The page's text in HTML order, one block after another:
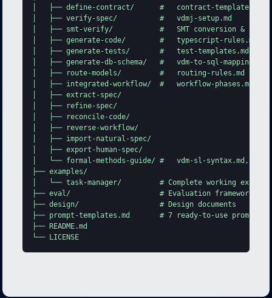
│   ├── define-contract/      #   contract-templates.md
│   ├── verify-spec/          #   vdmj-setup.md
│   ├── smt-verify/           #   SMT conversion & type-
│   ├── generate-code/        #   typescript-rules.md,
│   ├── generate-tests/       #   test-templates.md
│   ├── generate-db-schema/   #   vdm-to-sql-
│   ├── route-models/         #   routing-rules.md (new
│   ├── integrated-workflow/  #   workflow-phases.md,
│   ├── extract-spec/
│   ├── refine-spec/
│   ├── reconcile-code/
│   ├── reverse-workflow/
│   ├── import-natural-spec/
│   ├── export-human-spec/
│   └── formal-methods-guide/ #   vdm-sl-syntax.md, po-
├── examples/
│   └── task-manager/         # Complete working example
├── eval/                     # Evaluation framework
├── design/                   # Design documents
├── prompt-templates.md       # 7 ready-to-use prompt
├── README.md
└── LICENSE